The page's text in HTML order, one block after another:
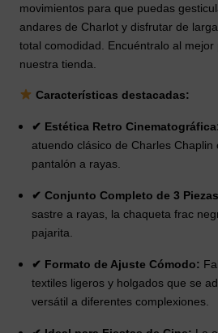
movimientos para que puedas
andares de Charlot y disfrutar de
total comodidad. Encuéntralo al
nuestra tienda.
Características destacadas:
✔ Estética Retro
atuendo clásico de Charles
pantalón a rayas.
✔ Conjunto Completo de 3
sastre a rayas, la chaqueta frac
pajarita.
✔ Formato de Ajuste Cómodo:
textiles ligeros y holgados que se
versátil a diferentes complexiones.